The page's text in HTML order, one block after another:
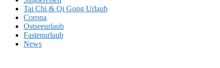
Tai Chi & Qi Gong Urlaub
Corona
Ostseeurlaub
Fastenurlaub
News